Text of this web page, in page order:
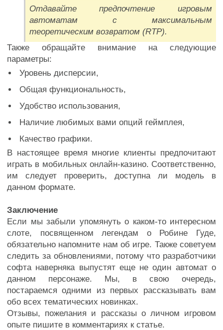
Отдавайте предпочтение игровым
автоматам с максимальным
теоретическим возвратом (RTP).
Также обращайте внимание на следующие
параметры:
Уровень дисперсии,
Общая функциональность,
Удобство использования,
Наличие любимых вами опций геймплея,
Качество графики.
В настоящее время многие клиенты предпочитают
играть в мобильных онлайн-казино. Соответственно,
им следует проверить, доступна ли модель в
данном формате.
Заключение
Если мы забыли упомянуть о каком-то интересном
слоте, посвященном легендам о Робине Гуде,
обязательно напомните нам об игре. Также советуем
следить за обновлениями, потому что разработчики
софта наверняка выпустят еще не один автомат о
данном персонаже. Мы, в свою очередь,
постараемся одними из первых рассказывать вам
обо всех тематических новинках.
Отзывы, пожелания и рассказы о личном игровом
опыте пишите в комментариях к статье.